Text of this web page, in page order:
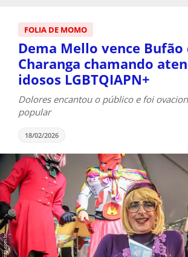
FOLIA DE MOMO
Dema Mello vence Bufão
Charanga chamando
idosos LGBTQIAPN+
Dolores encantou o público e foi
popular
18/02/2026